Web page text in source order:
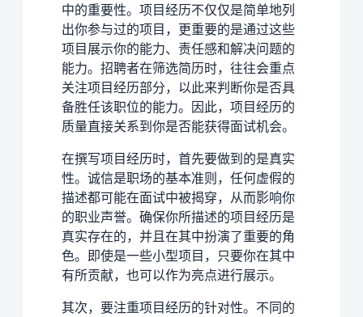
中的重要性。项目经历不仅仅是简单地列
出你参与过的项目，更重要的是通过这些
项目展示你的能力、责任感和解决问题的
能力。招聘者在筛选简历时，往往会重点
关注项目经历部分，以此来判断你是否具
备胜任该职位的能力。因此，项目经历的
质量直接关系到你是否能获得面试机会。
在撰写项目经历时，首先要做到的是真实
性。诚信是职场的基本准则，任何虚假的
描述都可能在面试中被揭穿，从而影响你
的职业声誉。确保你所描述的项目经历是
真实存在的，并且在其中扮演了重要的角
色。即使是一些小型项目，只要你在其中
有所贡献，也可以作为亮点进行展示。
其次，要注重项目经历的针对性。不同的